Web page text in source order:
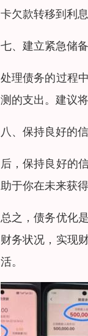
卡欠款转移到利
七、建立紧急储
处理债务的过程
测的支出。建议
八、保持良好的
后，保持良好的
助于你在未来获
总之，债务优化
财务状况，实现
活。